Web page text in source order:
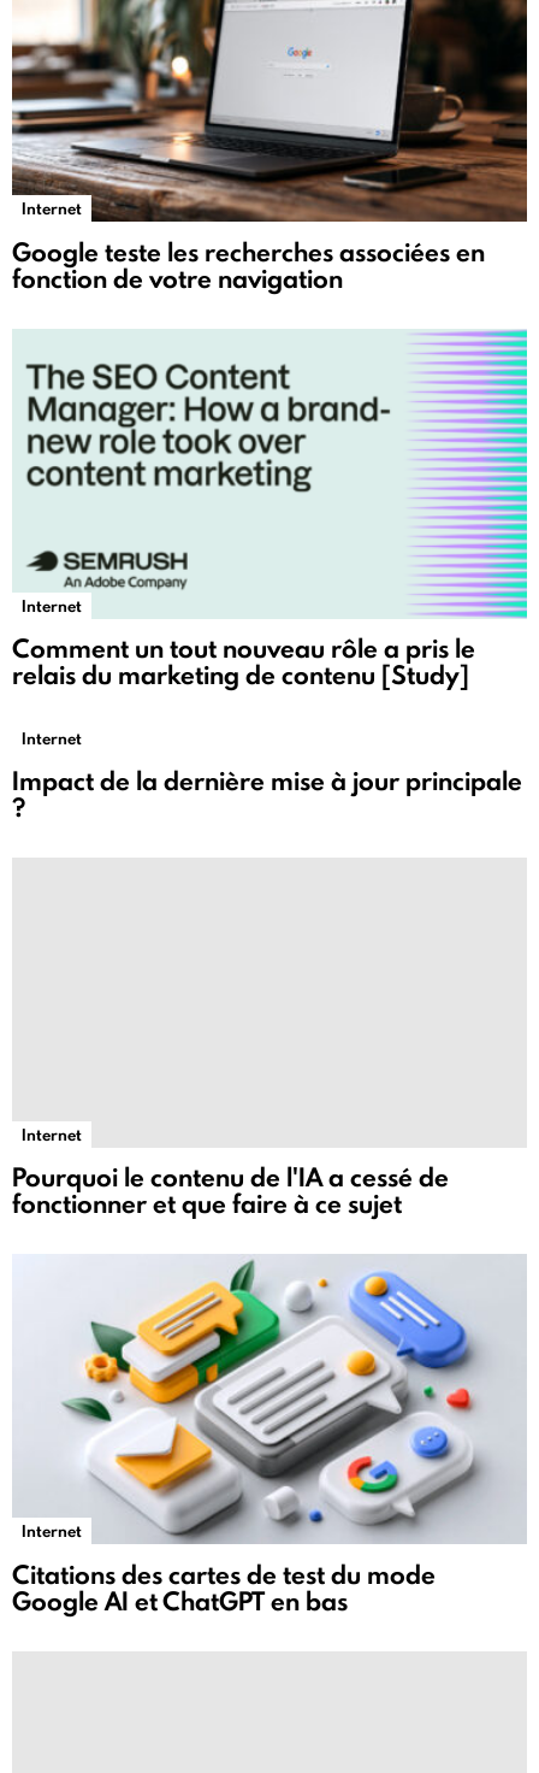
Internet
Google teste les recherches associées en
fonction de votre navigation
Internet
Comment un tout nouveau rôle a pris le
relais du marketing de contenu [Study]
Internet
Impact de la dernière mise à jour principale
?
Internet
Pourquoi le contenu de l'IA a cessé de
fonctionner et que faire à ce sujet
Internet
Citations des cartes de test du mode
Google AI et ChatGPT en bas